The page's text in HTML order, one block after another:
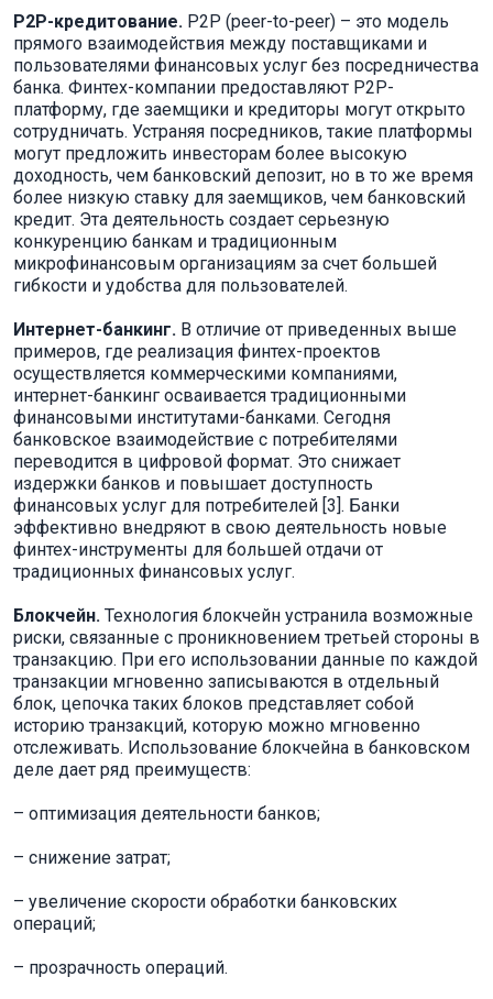
P2P-кредитование. P2P (peer-to-peer) – это модель
прямого взаимодействия между поставщиками и
пользователями финансовых услуг без посредничества
банка. Финтех-компании предоставляют P2P-
платформу, где заемщики и кредиторы могут открыто
сотрудничать. Устраняя посредников, такие платформы
могут предложить инвесторам более высокую
доходность, чем банковский депозит, но в то же время
более низкую ставку для заемщиков, чем банковский
кредит. Эта деятельность создает серьезную
конкуренцию банкам и традиционным
микрофинансовым организациям за счет большей
гибкости и удобства для пользователей.
Интернет-банкинг. В отличие от приведенных выше
примеров, где реализация финтех-проектов
осуществляется коммерческими компаниями,
интернет-банкинг осваивается традиционными
финансовыми институтами-банками. Сегодня
банковское взаимодействие с потребителями
переводится в цифровой формат. Это снижает
издержки банков и повышает доступность
финансовых услуг для потребителей [3]. Банки
эффективно внедряют в свою деятельность новые
финтех-инструменты для большей отдачи от
традиционных финансовых услуг.
Блокчейн. Технология блокчейн устранила возможные
риски, связанные с проникновением третьей стороны в
транзакцию. При его использовании данные по каждой
транзакции мгновенно записываются в отдельный
блок, цепочка таких блоков представляет собой
историю транзакций, которую можно мгновенно
отслеживать. Использование блокчейна в банковском
деле дает ряд преимуществ:
– оптимизация деятельности банков;
– снижение затрат;
– увеличение скорости обработки банковских
операций;
– прозрачность операций.